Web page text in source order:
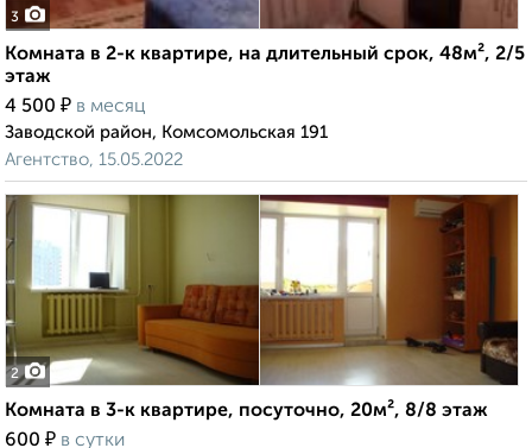
3
Комната в 2-к квартире, на длительный срок, 48м², 2/5
этаж
4 500 ₽ в месяц
Заводской район, Комсомольская 191
Агентство, 15.05.2022
2
Комната в 3-к квартире, посуточно, 20м², 8/8 этаж
600 ₽ в сутки